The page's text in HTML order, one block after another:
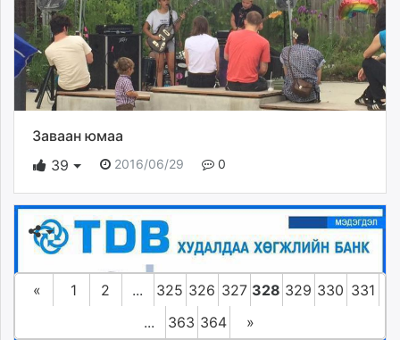
Заваан юмаа
39
2016/06/29 0
« 1 2 ... 325 326 327 328 329 330 331
...
363 364 »